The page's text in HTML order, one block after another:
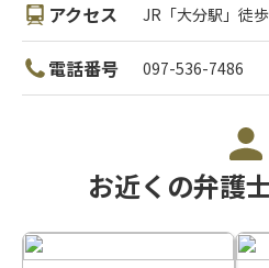
アクセス JR「大分駅」徒
電話番号 097-536-7486
お近くの弁護